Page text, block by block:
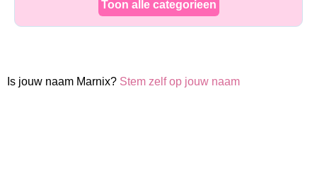
Toon alle categorieen
Is jouw naam Marnix? Stem zelf op jouw naam